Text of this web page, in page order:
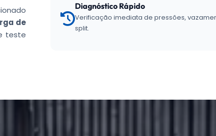
de
teste
Diagnóstico Rápido
Verificação imediata de pressões,
split.